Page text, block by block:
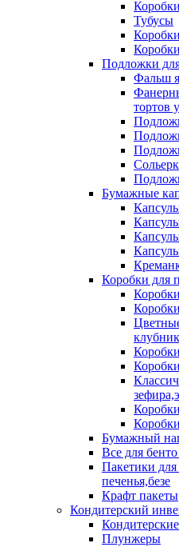
Тубусы
Подложки
Фальш
тортов
Бумажные
Коробки для
Бумажный
Все для
Пакетики
печенья,безе
Крафт пакеты
Кондитерский
Плунжеры